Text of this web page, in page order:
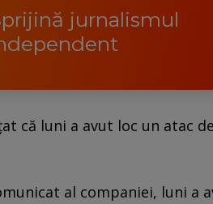
jurnalismul
că luni a avut loc un atac
al companiei, luni a